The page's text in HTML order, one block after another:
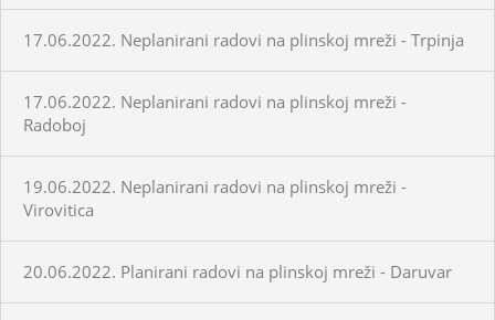
17.06.2022. Neplanirani radovi na plinskoj mreži - Trpinja
17.06.2022. Neplanirani radovi na plinskoj mreži -
Radoboj
19.06.2022. Neplanirani radovi na plinskoj mreži -
Virovitica
20.06.2022. Planirani radovi na plinskoj mreži - Daruvar